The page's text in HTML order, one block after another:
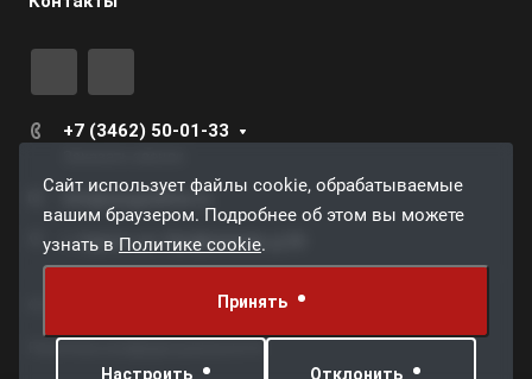
+7 (3462) 50-01-33
info@surgutdrive.ru
г. Сургут, ул. Профсоюзов, д.59
© 2026 Грузовой автосервис СургутДрайв
Политика конфиденциальности
Сайт использует файлы cookie, обрабатываемые
вашим браузером. Подробнее об этом вы можете
узнать в Политике cookie.
Принять
Настроить Отклонить